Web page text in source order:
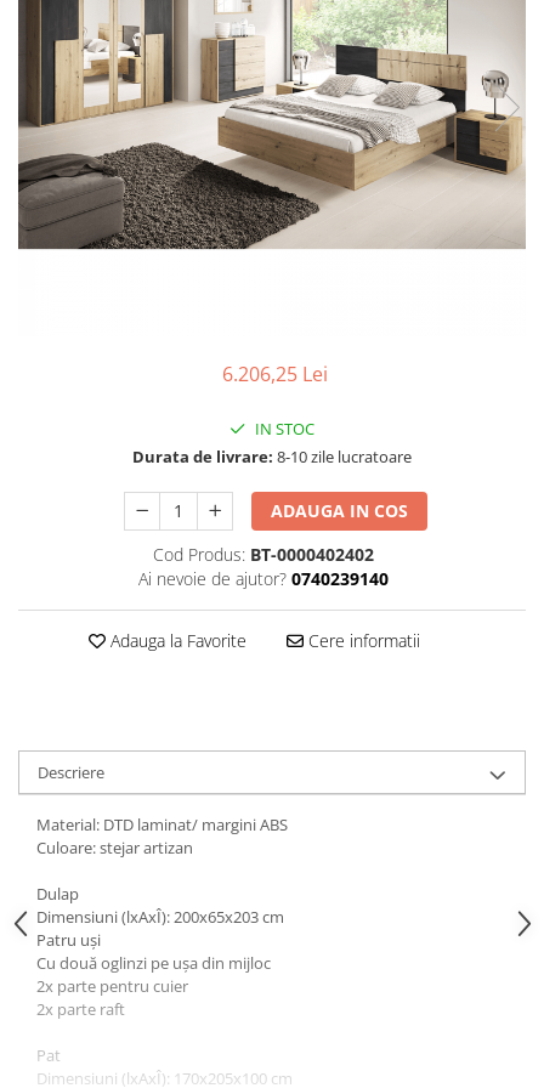
Set mobilier Living
Seturi masa +scaune dining
Tabureti
Seturi dormitoare complete
Suporturi saltea/Somiere/Gratii
pentru pat
6.206,25 Lei
IN STOC
Durata de livrare: 8-10 zile lucratoare
ADAUGA IN COS
Cod Produs: BT-0000402402
Ai nevoie de ajutor? 0740239140
Adauga la Favorite Cere informatii
Descriere
Material: DTD laminat/ margini ABS
Culoare: stejar artizan
Dulap
Dimensiuni (lxAxÎ): 200x65x203 cm
Patru uşi
Cu două oglinzi pe uşa din mijloc
2x parte pentru cuier
2x parte raft
Pat
Dimensiuni (lxAxÎ): 170x205x100 cm